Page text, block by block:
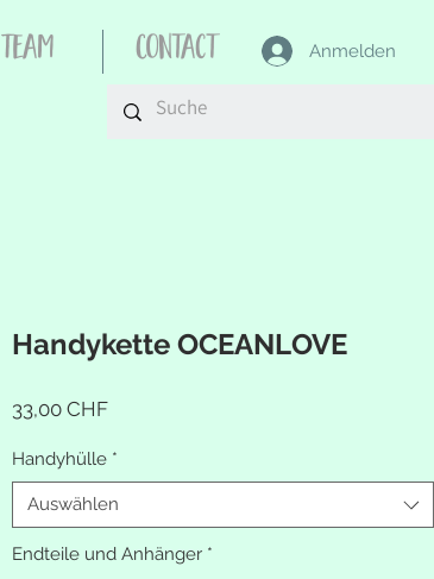
Team Contact Anmelden
Handykette OCEANLOVE
33,00 CHFPreis
Handyhülle *
Auswählen
Endteile und Anhänger *